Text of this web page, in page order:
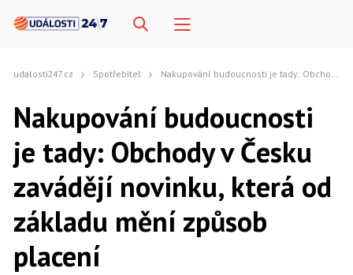
udalosti247.cz Spotřebitel Nakupování budoucnosti je tady: Obchody v Česku zavádějí novinku, která od základu mění způsob placení
Nakupování budoucnosti
je tady: Obchody v Česku
zavádějí novinku, která od
základu mění způsob
placení